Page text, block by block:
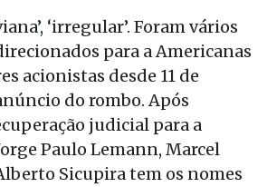
‘irregular’. Foram vários
para a Americanas
acionistas desde 11 de
do rombo. Após
judicial para a
Paulo Lemann, Marcel
Sicupira tem os nomes